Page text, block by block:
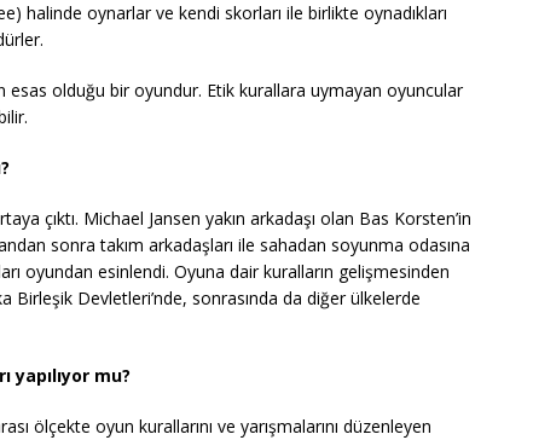
halinde oynarlar ve kendi skorları ile birlikte oynadıkları
esas olduğu bir oyundur. Etik kurallara uymayan oyuncular
çıktı. Michael Jansen yakın arkadaşı olan Bas Korsten’in
sonra takım arkadaşları ile sahadan soyunma odasına
oyundan esinlendi. Oyuna dair kuralların gelişmesinden
Birleşik Devletleri’nde, sonrasında da diğer ülkelerde
yapılıyor mu?
ölçekte oyun kurallarını ve yarışmalarını düzenleyen